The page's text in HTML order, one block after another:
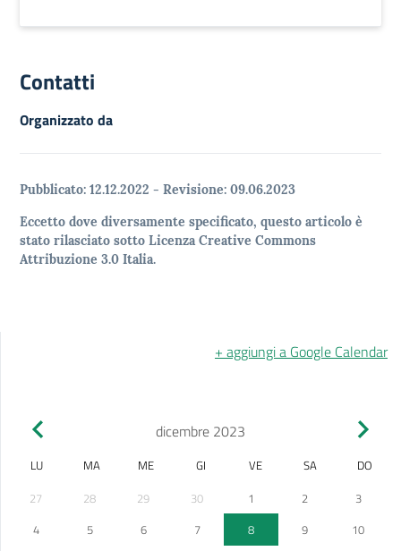
Contatti
Organizzato da
Pubblicato: 12.12.2022 - Revisione: 09.06.2023
Eccetto dove diversamente specificato, questo articolo è
stato rilasciato sotto Licenza Creative Commons
Attribuzione 3.0 Italia.
+ aggiungi a Google Calendar
dicembre 2023
LU MA ME GI VE SA
DO
27
28 29 30 1 2
3
4
5 6 7 8 9
10